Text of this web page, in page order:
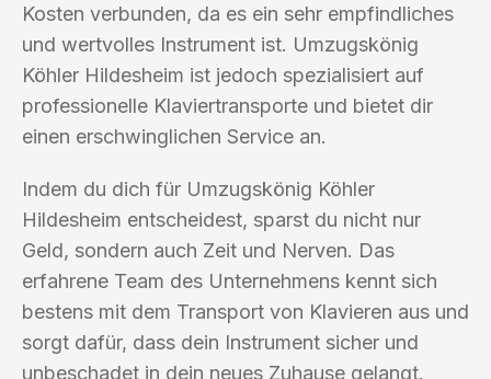
Kosten verbunden, da es ein sehr empfindliches
und wertvolles Instrument ist. Umzugskönig
Köhler Hildesheim ist jedoch spezialisiert auf
professionelle Klaviertransporte und bietet dir
einen erschwinglichen Service an.
Indem du dich für Umzugskönig Köhler
Hildesheim entscheidest, sparst du nicht nur
Geld, sondern auch Zeit und Nerven. Das
erfahrene Team des Unternehmens kennt sich
bestens mit dem Transport von Klavieren aus und
sorgt dafür, dass dein Instrument sicher und
unbeschadet in dein neues Zuhause gelangt.